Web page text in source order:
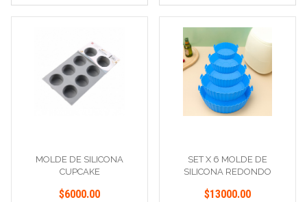
MOLDE DE SILICONA
CUPCAKE
$6000.00
SET X 6 MOLDE DE
SILICONA REDONDO
$13000.00